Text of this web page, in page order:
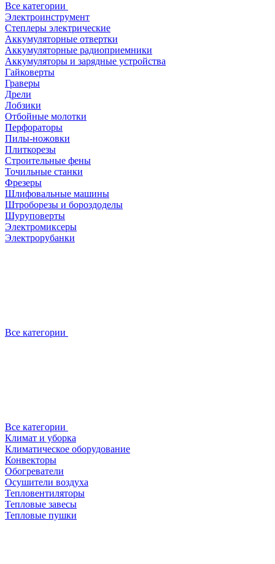
Все категории
Электроинструмент
Степлеры электрические
Аккумуляторные отвертки
Аккумуляторные радиоприемники
Аккумуляторы и зарядные устройства
Гайковерты
Граверы
Дрели
Лобзики
Отбойные молотки
Перфораторы
Пилы-ножовки
Плиткорезы
Строительные фены
Точильные станки
Фрезеры
Шлифовальные машины
Штроборезы и бороздоделы
Шуруповерты
Электромиксеры
Электрорубанки
Все категории
Все категории
Климат и уборка
Климатическое оборудование
Конвекторы
Обогреватели
Осушители воздуха
Тепловентиляторы
Тепловые завесы
Тепловые пушки